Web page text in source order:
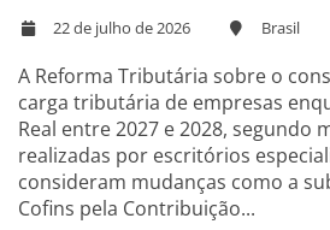
22 de julho de 2026 Brasil
A Reforma Tributária sobre o
carga tributária de empresas
Real entre 2027 e 2028, segundo
realizadas por escritórios
consideram mudanças como a
Cofins pela Contribuição...